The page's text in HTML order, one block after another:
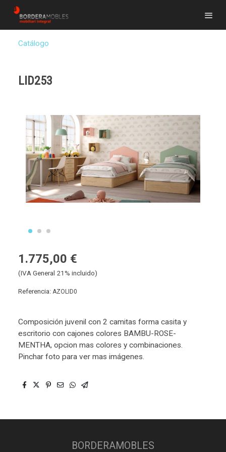
Catálogo
LID253
1.775,00 €
(IVA General 21% incluido)
Referencia: AZOLID0
Composición juvenil con 2 camitas forma casita y
escritorio con cajones colores BAMBU-ROSE-
MENTHA, opcion mas colores y combinaciones.
Pinchar foto para ver mas imágenes.
BORDERAMOBLES